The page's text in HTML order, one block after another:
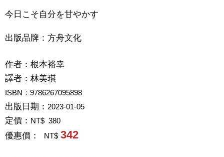
今日こそ自分を甘やかす
出版品牌：方舟文化
作者： 根本裕幸
譯者： 林美琪
ISBN：9786267095898
出版日期： 2023-01-05
定價： NT$ 380
優惠價： NT$ 342